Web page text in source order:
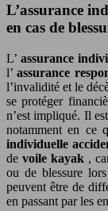
L’assurance
en cas de
L’assurance
l’assurance
l’invalidité et le
se protéger
n’est impliqué. Il
notamment en ce
individuelle
de voile kayak ,
ou de blessure
peuvent être de
en passant par les